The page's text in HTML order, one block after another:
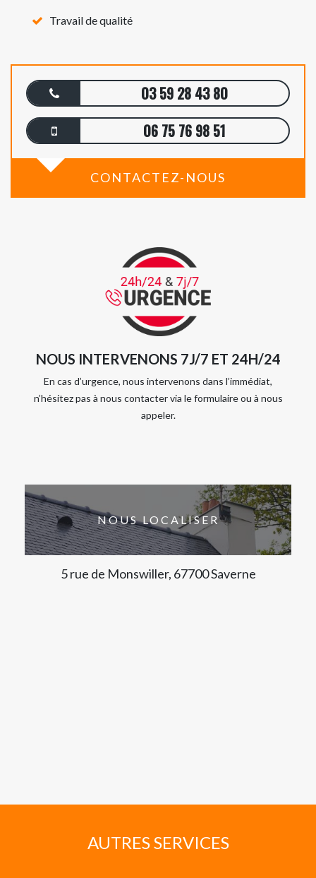
Travail de qualité
03 59 28 43 80
06 75 76 98 51
CONTACTEZ-NOUS
NOUS INTERVENONS 7J/7 ET 24H/24
En cas d’urgence, nous intervenons dans l’immédiat,
n’hésitez pas à nous contacter via le formulaire ou à nous
appeler.
NOUS LOCALISER
5 rue de Monswiller, 67700 Saverne
AUTRES SERVICES